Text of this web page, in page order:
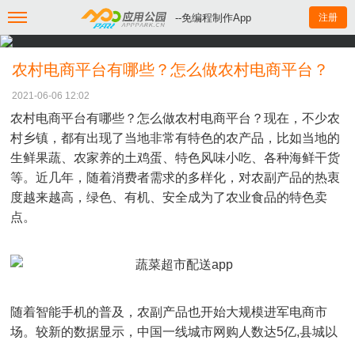
--免编程制作App 注册
农村电商平台有哪些？怎么做农村电商平台？
2021-06-06 12:02
农村电商平台有哪些？怎么做农村电商平台？现在，不少农
村乡镇，都有出现了当地非常有特色的农产品，比如当地的
生鲜果蔬、农家养的土鸡蛋、特色风味小吃、各种海鲜干货
等。近几年，随着消费者需求的多样化，对农副产品的热衷
度越来越高，绿色、有机、安全成为了农业食品的特色卖
点。
随着智能手机的普及，农副产品也开始大规模进军电商市
场。较新的数据显示， 中国一线城市网购人数达5亿,县城以